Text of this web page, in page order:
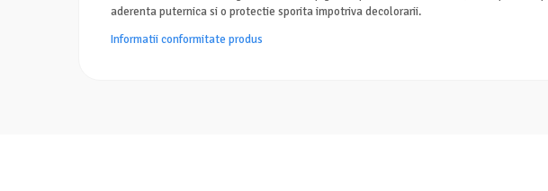
aderenta puternica si o protectie sporita impotriva decolorarii.
Informatii conformitate produs